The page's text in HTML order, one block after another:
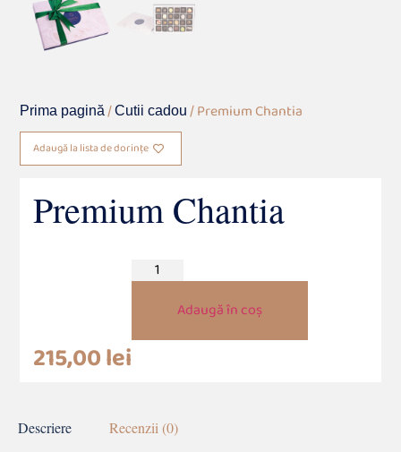
Prima pagină /Cutii cadou / Premium Chantia
Adaugă la lista de dorințe
Premium Chantia
215,00lei
Adaugă în coș
Descriere Recenzii (0)